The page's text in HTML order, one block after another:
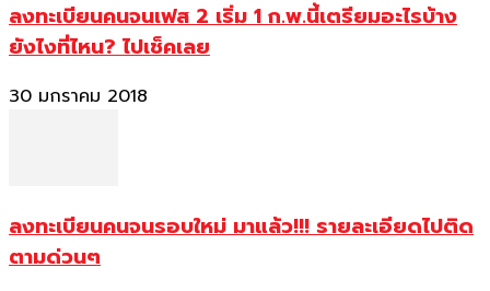
ลงทะเบียนคนจนเฟส 2 เริ่ม 1 ก.พ.นี้เตรียมอะไรบ้าง
ยังไงที่ไหน? ไปเช็คเลย
30 มกราคม 2018
ลงทะเบียนคนจนรอบใหม่ มาแล้ว!!! รายละเอียดไปติด
ตามด่วนๆ